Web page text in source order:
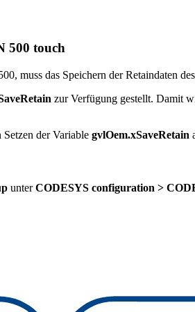
500 touch
muss das Speichern der Retaindaten
zur Verfügung gestellt. Damit
der Variable gvlOem.xSaveRetain
unterCODESYS configuration >